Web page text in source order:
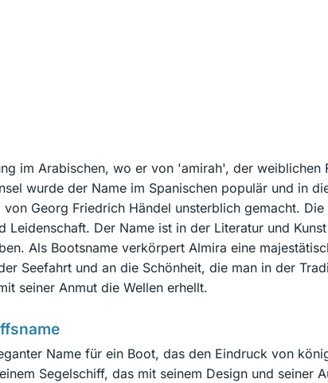
im Arabischen, wo er von 'amirah', der
wurde der Name im Spanischen populär und in
Georg Friedrich Händel unsterblich gemacht.
Leidenschaft. Der Name ist in der Literatur und
Als Bootsname verkörpert Almira eine
Seefahrt und an die Schönheit, die man in der
seiner Anmut die Wellen erhellt.
Name für ein Boot, das den Eindruck von
Segelschiff, das mit seinem Design und seiner